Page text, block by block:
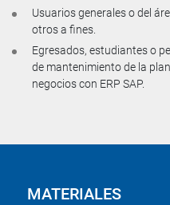
Usuarios generales o del
otros a fines.
Egresados, estudiantes o
de mantenimiento de la
negocios con ERP SAP.
MATERIALES